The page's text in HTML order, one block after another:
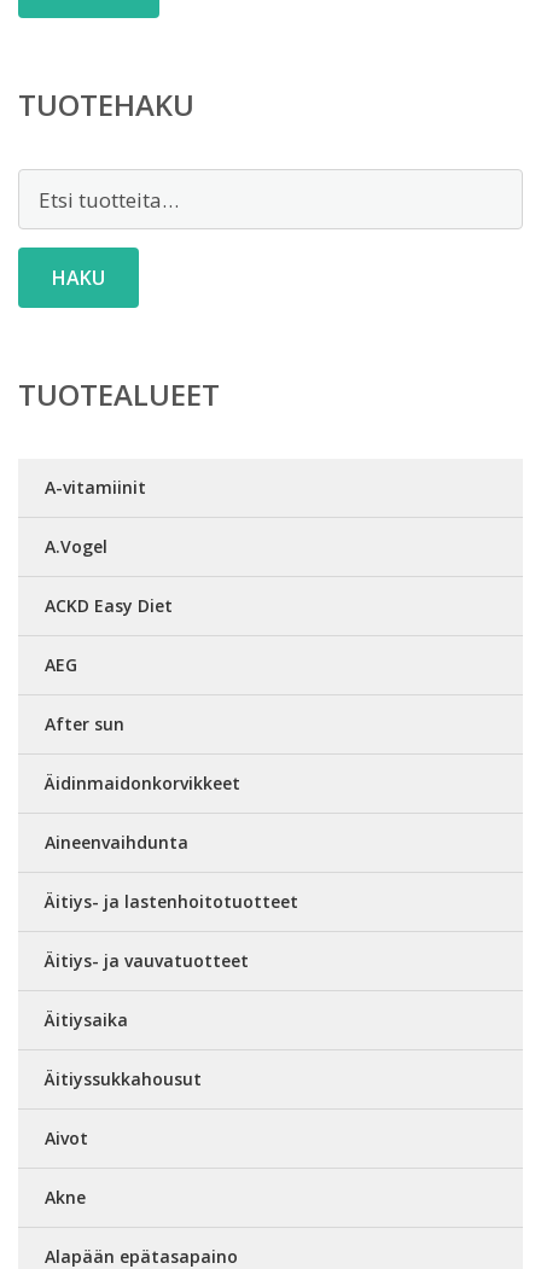
TUOTEHAKU
HAKU
TUOTEALUEET
A-vitamiinit
A.Vogel
ACKD Easy Diet
AEG
After sun
Äidinmaidonkorvikkeet
Aineenvaihdunta
Äitiys- ja lastenhoitotuotteet
Äitiys- ja vauvatuotteet
Äitiysaika
Äitiyssukkahousut
Aivot
Akne
Alapään epätasapaino